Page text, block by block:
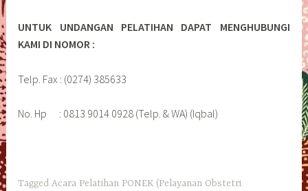
UNTUK UNDANGAN PELATIHAN DAPAT MENGHUBUNGI
KAMI DI NOMOR :
Telp. Fax : (0274) 385633
No. Hp : 0813 9014 0928 (Telp. & WA) (Iqbal)
TaggedAcara Pelatihan PONEK (Pelayanan Obstetri